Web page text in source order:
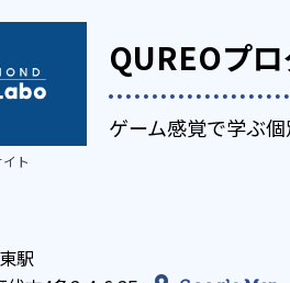
QUREOプ
ゲーム感覚で学ぶ
ト
駅